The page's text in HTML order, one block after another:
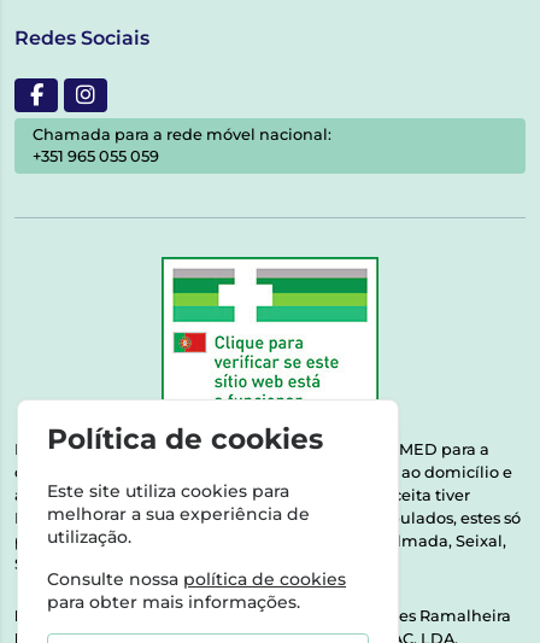
Redes Sociais
Chamada para a rede móvel nacional:
+351 965 055 059
Esta farmácia encontra-se autorizada pelo INFARMED para a
dispensa de medicamentos e produtos de saúde ao domicílio e
através da internet. Medicamentos | Se na sua receita tiver
MSRM, MNSRM, MSRMV ou Medicamentos Manipulados, estes só
podem ser entregues nos seguintes concelhos: Almada, Seixal,
Sesimbra, Oeiras e Lisboa.
Direção Técnica:
Dra. Raquel Alexandra Fernandes Ramalheira
NIPC:513064133 | ASPAS E NÚMEROS SOC. FARMAC. LDA.
Política de cookies
Este site utiliza cookies para
melhorar a sua experiência de
utilização.
Consulte nossa política de cookies
para obter mais informações.